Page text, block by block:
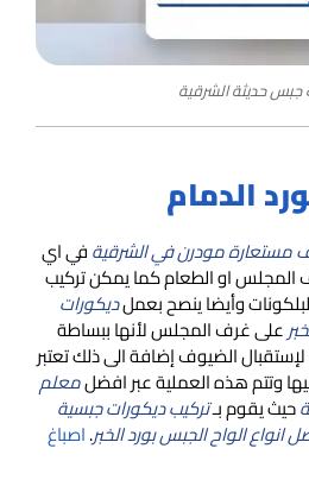
جبس حديثة الشرقية
الدمام
مستعارة مودرن في الشرقيةفي اي
او الطعام كما يمكن تركيب
وأيضا ينصح بعملديكورات
على غرف المجلس لأنها ببساطة
الضيوف إضافة الى ذلك تعتبر
وتتم هذه العملية عبر افضلمعلم
حيث يقوم بـتركيب ديكورات جبسية
انواع الواح الجبس بورد الخبر.اصباغ